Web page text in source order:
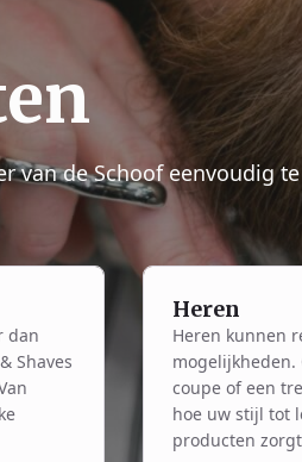
van de Schoof eenvoudig
dan
Shaves
Heren
Heren kunnen
mogelijkheden.
coupe of een
hoe uw stijl tot
producten